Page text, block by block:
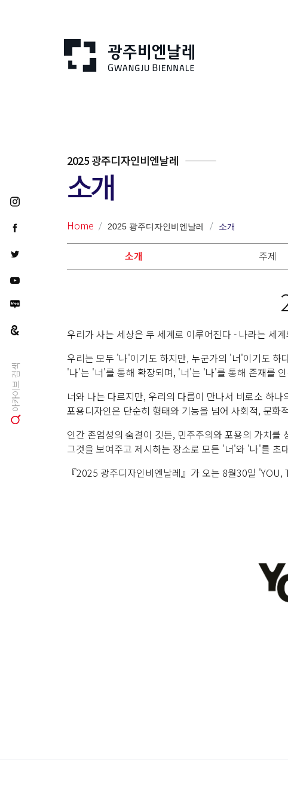
2025 광주디자인비엔날레
소개
Home 2025 광주디자인비엔날레 소개
소개 주제
우리가 사는 세상은 두 세계로 이루어진다 - 나라는 세
우리는 모두 '나'이기도 하지만, 누군가의 '너'이기도 하
'나'는 '너'를 통해 확장되며, '너'는 '나'를 통해 존재를
너와 나는 다르지만, 우리의 다름이 만나서 비로소 하
포용디자인은 단순히 형태와 기능을 넘어 사회적, 문
인간 존엄성의 숨결이 깃든, 민주주의와 포용의 가치
그것을 보여주고 제시하는 장소로 모든 '너'와 '나'를 초
『2025 광주디자인비엔날레』가 오는 8월30일
아카이브 검색